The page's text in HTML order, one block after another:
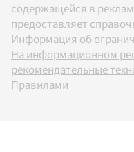
содержащейся в
предоставляет
Информация об
На информационном
рекомендательные
Правилами